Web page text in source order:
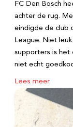
FC Den Bosch
achter de rug.
eindigde de club
League. Niet
supporters is het
niet echt
Lees meer